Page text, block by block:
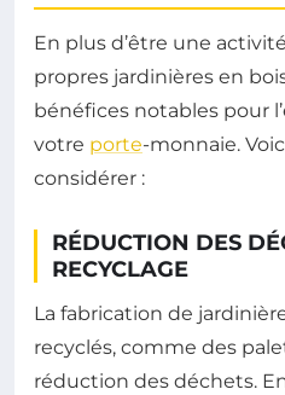
En plus d’être une
propres jardinières en
bénéfices notables pour
votre porte-monnaie.
considérer :
RÉDUCTION DES
RECYCLAGE
La fabrication de
recyclés, comme des
réduction des déchets.